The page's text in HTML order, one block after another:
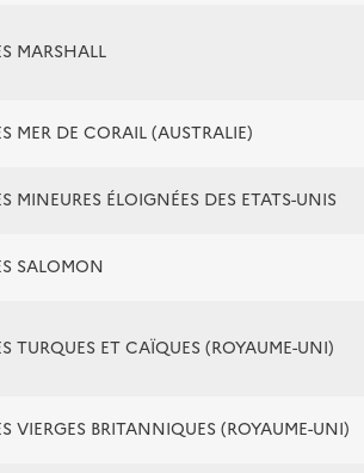
MARSHALL
MER DE CORAIL (AUSTRALIE)
MINEURES ÉLOIGNÉES DES ETATS-UNIS
SALOMON
TURQUES ET CAÏQUES (ROYAUME-UNI)
VIERGES BRITANNIQUES (ROYAUME-UNI)